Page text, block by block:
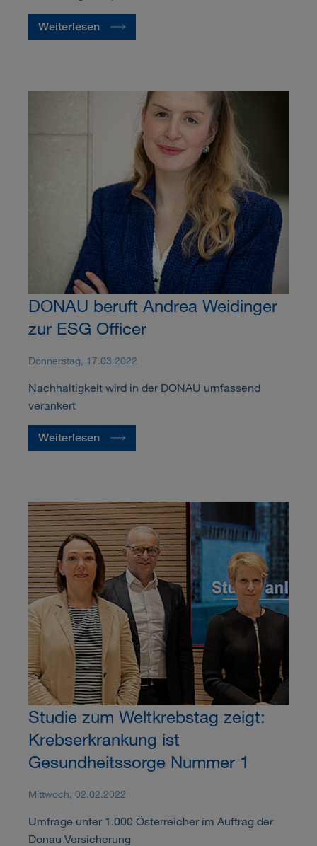
Weiterlesen
DONAU beruft Andrea Weidinger
zur ESG Officer
Donnerstag, 17.03.2022
Nachhaltigkeit wird in der DONAU umfassend
verankert
Weiterlesen
Studie zum Weltkrebstag zeigt:
Krebserkrankung ist
Gesundheitssorge Nummer 1
Mittwoch, 02.02.2022
Umfrage unter 1.000 Österreicher im Auftrag der
Donau Versicherung